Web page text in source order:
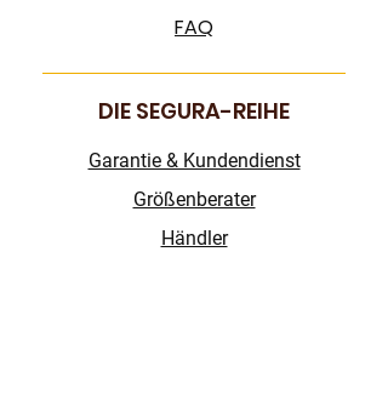
FAQ
DIE SEGURA-REIHE
Garantie & Kundendienst
Größenberater
Händler